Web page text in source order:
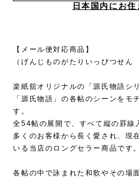
日本国内にお
【メール便対応商品】
（げんじものがたりいっぴつせ
楽紙舘オリジナルの「源氏物語シ
「源氏物語」の各帖のシーンをモ
す。
全54帖の展開で、すべて縦の罫線
多くのお客様から長く愛され、現
いる当店のロングセラー商品です。
各帖の中で詠まれた和歌やその場